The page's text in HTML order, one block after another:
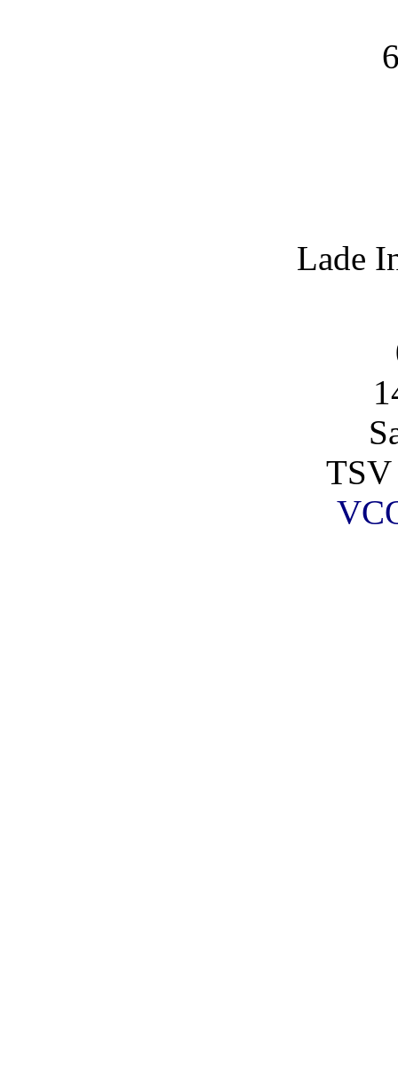
Lade
TSV